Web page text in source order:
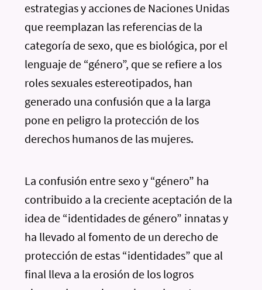
estrategias y acciones de Naciones Unidas
que reemplazan las referencias de la
categoría de sexo, que es biológica, por el
lenguaje de “género”, que se refiere a los
roles sexuales estereotipados, han
generado una confusión que a la larga
pone en peligro la protección de los
derechos humanos de las mujeres.
La confusión entre sexo y “género” ha
contribuido a la creciente aceptación de la
idea de “identidades de género” innatas y
ha llevado al fomento de un derecho de
protección de estas “identidades” que al
final lleva a la erosión de los logros